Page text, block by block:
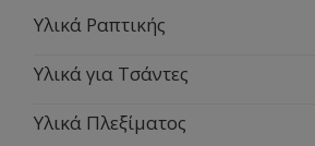
Υλικά Ραπτικής
Υλικά για Τσάντες
Υλικά Πλεξίματος